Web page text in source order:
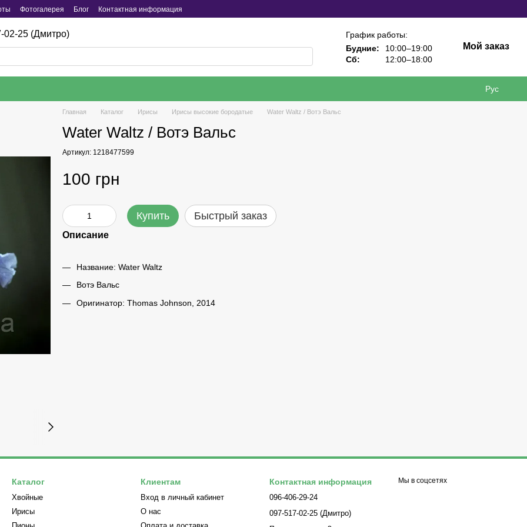
Фотогалерея Блог Контактная информация
02-25 (Дмитро)
График работы:
Будние:
10:00–19:00
Сб:
12:00–18:00
Мой заказ
Рус
Главная Каталог Ирисы Ирисы высокие бородатые Water Waltz / Вотэ Вальс
Water Waltz / Вотэ Вальс
Артикул: 1218477599
100 грн
Купить Быстрый заказ
Описание
Название: Water Waltz
Вотэ Вальс
Оригинатор: Thomas Johnson, 2014
Каталог
Хвойные
Ирисы
Клиентам
Вход в личный кабинет
О нас
Контактная информация
096-406-29-24
097-517-02-25 (Дмитро)
Мы в соцсетях